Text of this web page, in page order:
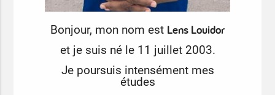
Bonjour, mon nom est Lens Louidor
et je suis né le 11 juillet 2003.
Je poursuis intensément mes
études